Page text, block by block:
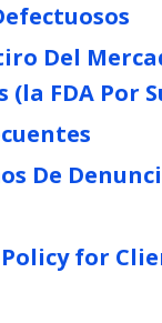
Del
FDA Por
De
for